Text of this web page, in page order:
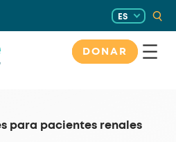
ES
DONAR
para pacientes renales